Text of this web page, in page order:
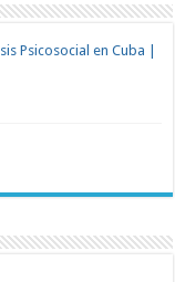
Psicosocial en Cuba |